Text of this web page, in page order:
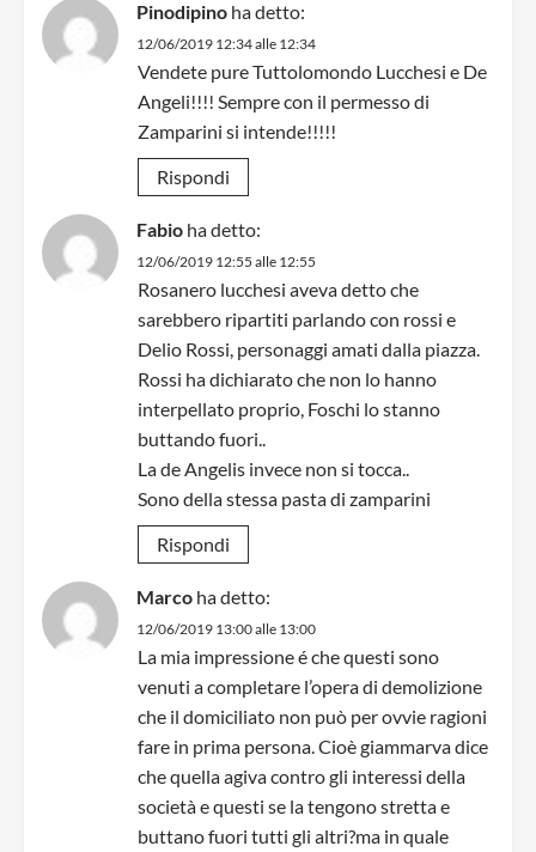
Pinodipino ha detto:
12/06/2019 12:34 alle 12:34
Vendete pure Tuttolomondo Lucchesi e De
Angeli!!!! Sempre con il permesso di
Zamparini si intende!!!!!
Rispondi
Fabio ha detto:
12/06/2019 12:55 alle 12:55
Rosanero lucchesi aveva detto che
sarebbero ripartiti parlando con rossi e
Delio Rossi, personaggi amati dalla piazza.
Rossi ha dichiarato che non lo hanno
interpellato proprio, Foschi lo stanno
buttando fuori..
La de Angelis invece non si tocca..
Sono della stessa pasta di zamparini
Rispondi
Marco ha detto:
12/06/2019 13:00 alle 13:00
La mia impressione é che questi sono
venuti a completare l’opera di demolizione
che il domiciliato non può per ovvie ragioni
fare in prima persona. Cioè giammarva dice
che quella agiva contro gli interessi della
società e questi se la tengono stretta e
buttano fuori tutti gli altri?ma in quale